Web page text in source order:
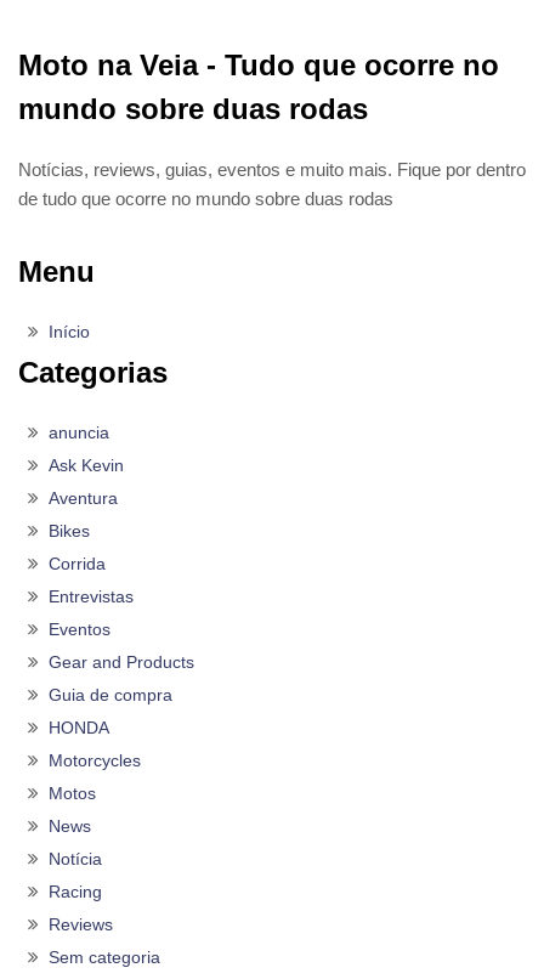
Moto na Veia - Tudo que ocorre no
mundo sobre duas rodas
Notícias, reviews, guias, eventos e muito mais. Fique por dentro
de tudo que ocorre no mundo sobre duas rodas
Menu
Início
Categorias
anuncia
Ask Kevin
Aventura
Bikes
Corrida
Entrevistas
Eventos
Gear and Products
Guia de compra
HONDA
Motorcycles
Motos
News
Notícia
Racing
Reviews
Sem categoria